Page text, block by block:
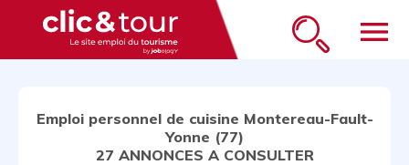
menu
Emploi personnel de cuisine Montereau-Fault-
Yonne (77)
27 ANNONCES A CONSULTER